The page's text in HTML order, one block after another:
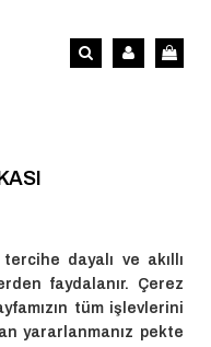
dayalı ve akıllı
faydalanır. Çerez
tüm işlevlerini
yararlanmanız pekte